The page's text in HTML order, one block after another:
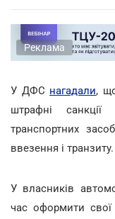
Реклама
У ДФС нагадали,
штрафні
транспортних
ввезення і транзиту.
У власників
час оформити свої